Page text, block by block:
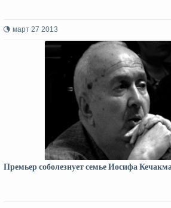
март 27 2013
Премьер соболезнует семье Иосифа